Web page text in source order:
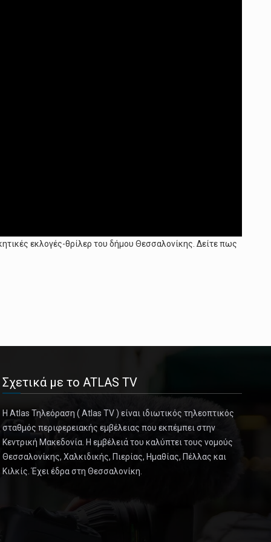
εκλογές-θρίλερ του δήμου Θεσσαλονίκης. Δείτε πως
Σχετικά με το ATLAS TV
Η Atlas Τηλεόραση ( Atlas TV ) είναι ιδιωτικός τηλεοπτικός
σταθμός περιφερειακής εμβέλειας που εκπέμπει στην
Κεντρική Μακεδονία. Η εμβέλειά του καλύπτει τους νομούς
Θεσσαλονίκης, Χαλκιδικής, Πιερίας, Ημαθίας, Πέλλας και
Κιλκίς. Έχει έδρα στη Θεσσαλονίκη.